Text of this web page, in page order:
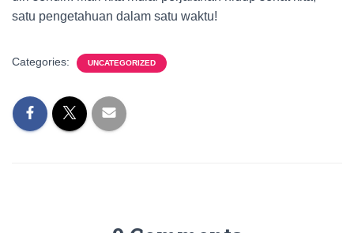
satu pengetahuan dalam satu waktu!
Categories: UNCATEGORIZED